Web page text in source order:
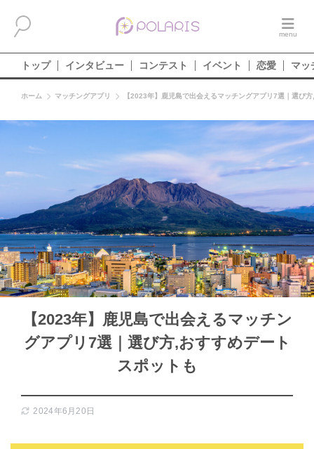
トップ インタビュー コンテスト イベント 恋愛 マッ
ホーム マッチングアプリ 【2023年】鹿児島で出会えるマッチングアプリ7選｜選び
【2023年】鹿児島で出会えるマッチン
グアプリ7選｜選び方,おすすめデート
スポットも
2024年6月20日